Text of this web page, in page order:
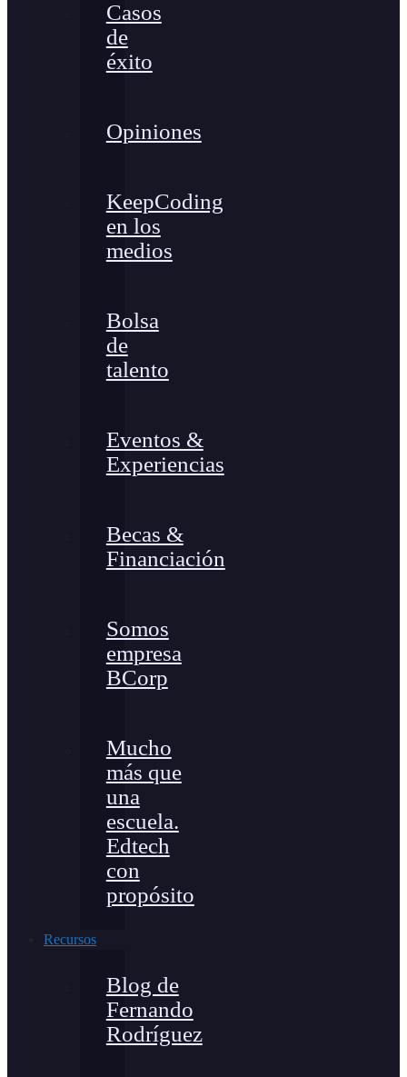
Casos
de
éxito
Opiniones
KeepCoding
en los
medios
Bolsa
de
talento
Eventos &
Experiencias
Becas &
Financiación
Somos
empresa
BCorp
Mucho
más que
una
escuela.
Edtech
con
propósito
Recursos
Blog de
Fernando
Rodríguez